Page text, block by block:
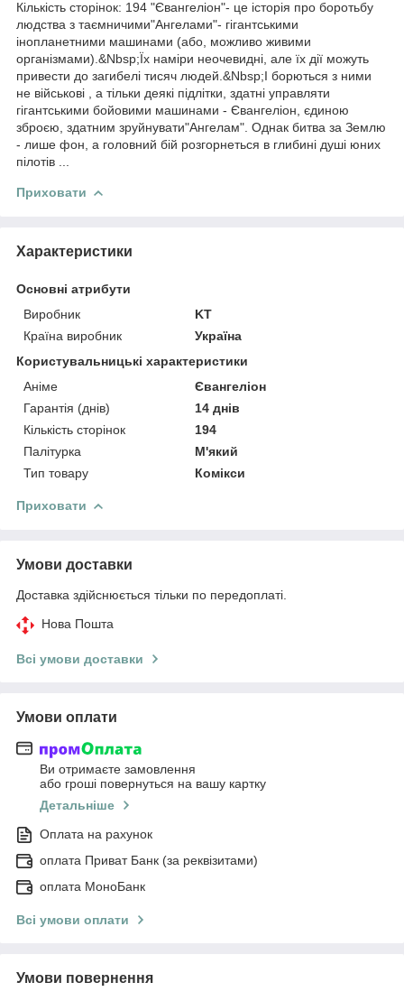
Кількість сторінок: 194 "Євангеліон"- це історія про боротьбу
людства з таємничими"Ангелами"- гігантськими
інопланетними машинами (або, можливо живими
організмами).&Nbsp;Їх наміри неочевидні, але їх дії можуть
привести до загибелі тисяч людей.&Nbsp;І борються з ними
не військові , а тільки деякі підлітки, здатні управляти
гігантськими бойовими машинами - Євангеліон, єдиною
зброєю, здатним зруйнувати"Ангелам". Однак битва за Землю
- лише фон, а головний бій розгорнеться в глибині душі юних
пілотів ...
Приховати
Характеристики
Основні атрибути
Виробник
KT
Країна виробник
Україна
Користувальницькі характеристики
Аніме
Євангеліон
Гарантія (днів)
14 днів
Кількість сторінок
194
Палітурка
М'який
Тип товару
Комікси
Приховати
Умови доставки
Доставка здійснюється тільки по передоплаті.
Нова Пошта
Всі умови доставки
Умови оплати
Ви отримаєте замовлення
або гроші повернуться на вашу картку
Детальніше
Оплата на рахунок
оплата Приват Банк (за реквізитами)
оплата МоноБанк
Всі умови оплати
Умови повернення